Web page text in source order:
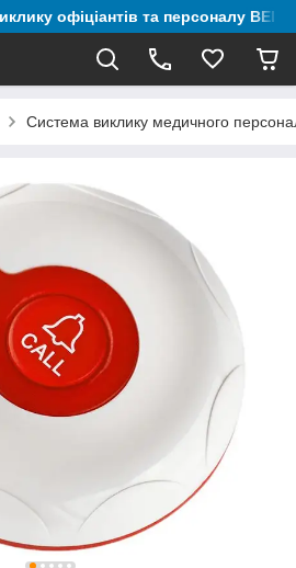
офіціантів та персоналу
Система виклику медичного